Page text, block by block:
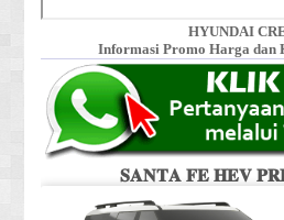
HYUNDAI
Informasi Promo Harga dan
𝐒𝐀𝐍𝐓𝐀 𝐅𝐄 𝐇𝐄𝐕